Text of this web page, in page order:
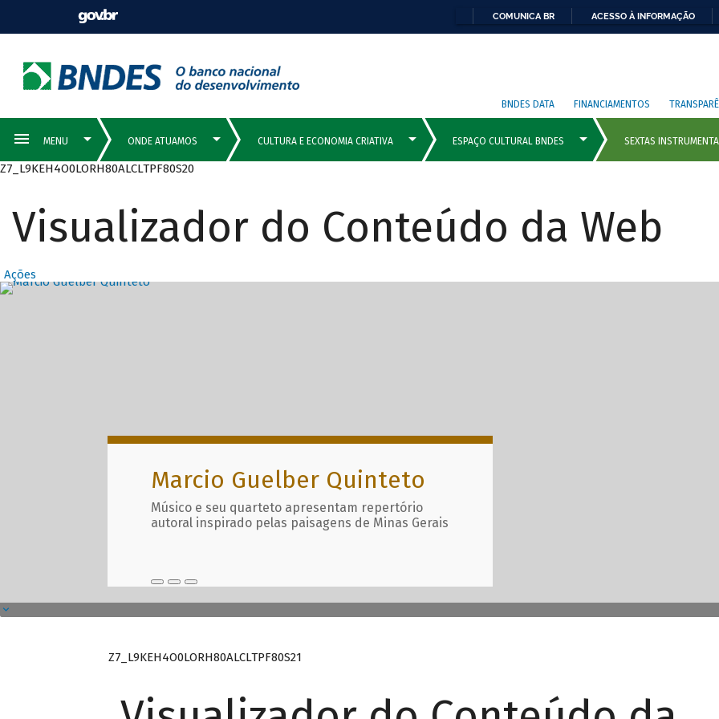
COMUNICA BR ACESSO À INFORMAÇÃO
BNDES DATA FINANCIAMENTOS
Z7_L9KEH4O0LORH80ALCLTPF80S20
Visualizador do Conteúdo da Web
Ações
Destaques Principais com
Marcio Guelber Quinteto
Músico e seu quarteto apresentam repertório
autoral inspirado pelas paisagens de Minas Gerais
Z7_L9KEH4O0LORH80ALCLTPF80S21